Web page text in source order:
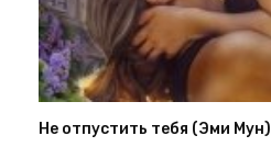
Не отпустить тебя (Эми Мун)